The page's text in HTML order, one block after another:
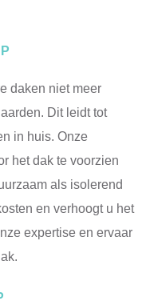
daken niet meer
Dit leidt tot
in huis. Onze
het dak te voorzien
als isolerend
en verhoogt u het
expertise en ervaar